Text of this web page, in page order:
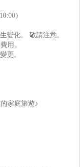
）
變化。 敬請注意。
用。
更。
家庭旅遊♪